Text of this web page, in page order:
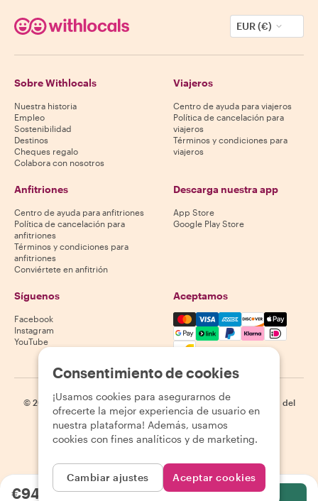
€94.12por persona
EUR (€)
Sobre Withlocals
Nuestra historia
Empleo
Sostenibilidad
Destinos
Cheques regalo
Colabora con nosotros
Viajeros
Centro de ayuda para viajeros
Política de cancelación para
viajeros
Términos y condiciones para
viajeros
Anfitriones
Centro de ayuda para anfitriones
Política de cancelación para
anfitriones
Términos y condiciones para
anfitriones
Conviértete en anfitrión
Descarga nuestra app
App Store
Google Play Store
Síguenos
Facebook
Instagram
YouTube
Aceptamos
Mastercard, Visa, Amex,
© 2026 Withlocals.com | Política de privacidad | Cookies
Mapa del
sitio
Consentimiento de cookies
¡Usamos cookies para asegurarnos de
ofrecerte la mejor experiencia de usuario en
nuestra plataforma! Además, usamos
cookies con fines analíticos y de marketing.
Cambiar ajustes Aceptar cookies